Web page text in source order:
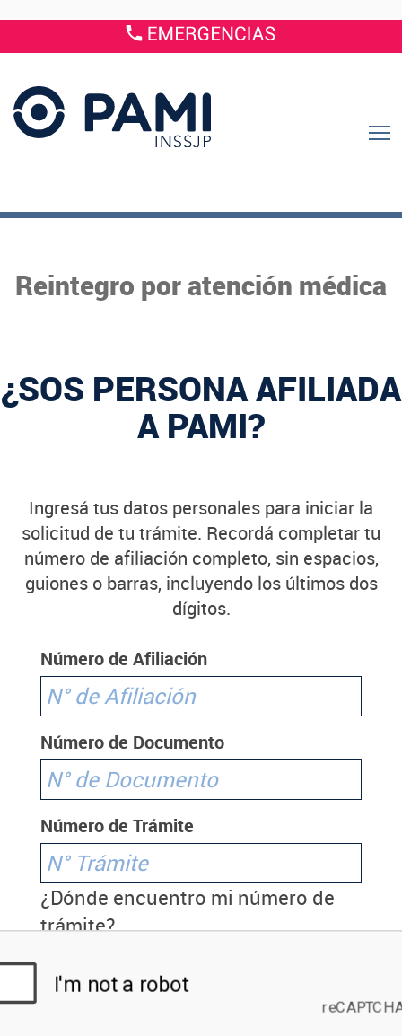
Reintegro por atención médica
¿SOS PERSONA AFILIADA
A PAMI?
Ingresá tus datos personales para iniciar la
solicitud de tu trámite. Recordá completar tu
número de afiliación completo, sin espacios,
guiones o barras, incluyendo los últimos dos
dígitos.
Número de Afiliación
Número de Documento
Número de Trámite
¿Dónde encuentro mi número de
trámite?